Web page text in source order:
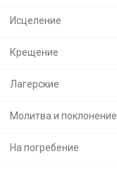
Исцеление
Крещение
Лагерские
Молитва и поклонение
На погребение